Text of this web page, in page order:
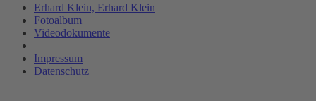
Erhard Klein, Erhard Klein
Fotoalbum
Videodokumente
Impressum
Datenschutz